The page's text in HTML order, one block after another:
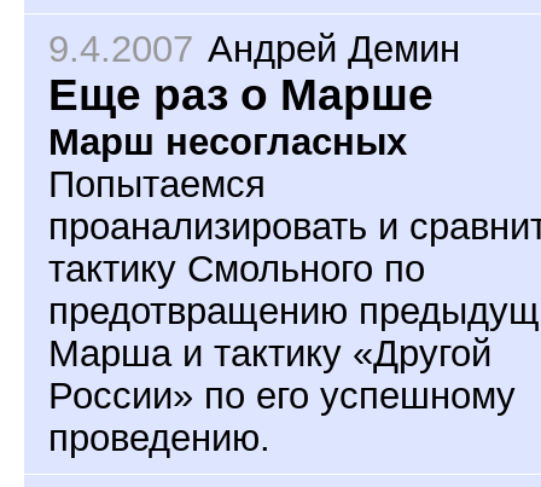
9.4.2007 Андрей Демин
Еще раз о Марше
Марш несогласных
Попытаемся
проанализировать и
тактику Смольного по
предотвращению
Марша и тактику «Другой
России» по его успешному
проведению.